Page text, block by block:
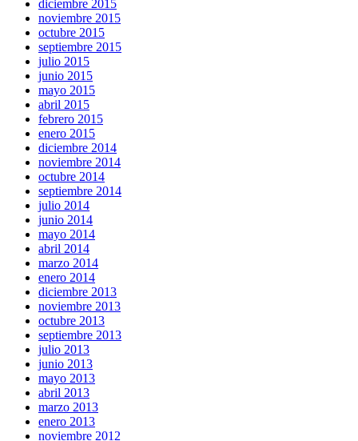
diciembre 2015
noviembre 2015
octubre 2015
septiembre 2015
julio 2015
junio 2015
mayo 2015
abril 2015
febrero 2015
enero 2015
diciembre 2014
noviembre 2014
octubre 2014
septiembre 2014
julio 2014
junio 2014
mayo 2014
abril 2014
marzo 2014
enero 2014
diciembre 2013
noviembre 2013
octubre 2013
septiembre 2013
julio 2013
junio 2013
mayo 2013
abril 2013
marzo 2013
enero 2013
noviembre 2012